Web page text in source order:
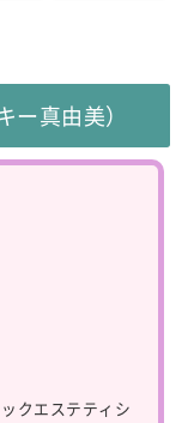
真由美）
クエステティシ